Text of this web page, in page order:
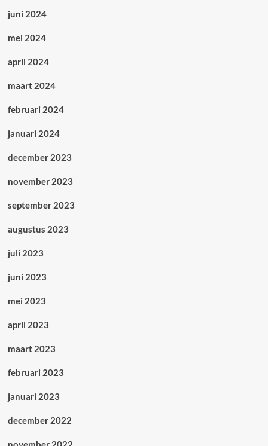
juni 2024
mei 2024
april 2024
maart 2024
februari 2024
januari 2024
december 2023
november 2023
september 2023
augustus 2023
juli 2023
juni 2023
mei 2023
april 2023
maart 2023
februari 2023
januari 2023
december 2022